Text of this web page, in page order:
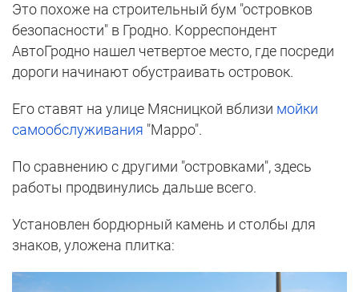
Это похоже на строительный бум "островков
безопасности" в Гродно. Корреспондент
АвтоГродно нашел четвертое место, где посреди
дороги начинают обустраивать островок.
Его ставят на улице Мясницкой вблизи мойки
самообслуживания "Марро".
По сравнению с другими "островками", здесь
работы продвинулись дальше всего.
Установлен бордюрный камень и столбы для
знаков, уложена плитка: